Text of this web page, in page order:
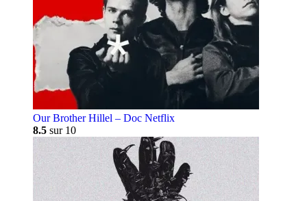
Our Brother Hillel – Doc Netflix
8.5 sur 10